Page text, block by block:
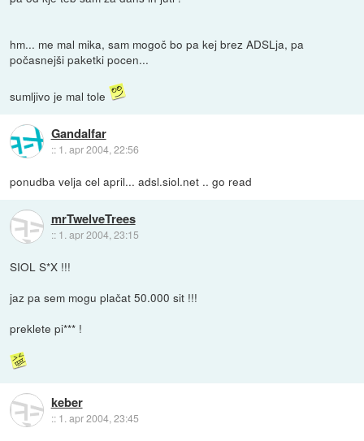
hm... me mal mika, sam mogoč bo pa kej brez ADSLja, pa
počasnejši paketki pocen...
sumljivo je mal tole
Gandalfar
:: 1. apr 2004, 22:56
ponudba velja cel april... adsl.siol.net .. go read
mrTwelveTrees
:: 1. apr 2004, 23:15
SIOL S*X !!!
jaz pa sem mogu plačat 50.000 sit !!!
preklete pi*** !
keber
:: 1. apr 2004, 23:45